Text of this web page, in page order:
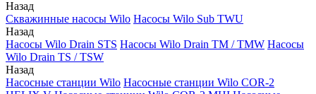
Назад
Скважинные насосы Wilo Насосы Wilo Sub TWU
Назад
Насосы Wilo Drain STS Насосы Wilo Drain TM / TMW Насосы
Wilo Drain TS / TSW
Назад
Насосные станции Wilo Насосные станции Wilo COR-2